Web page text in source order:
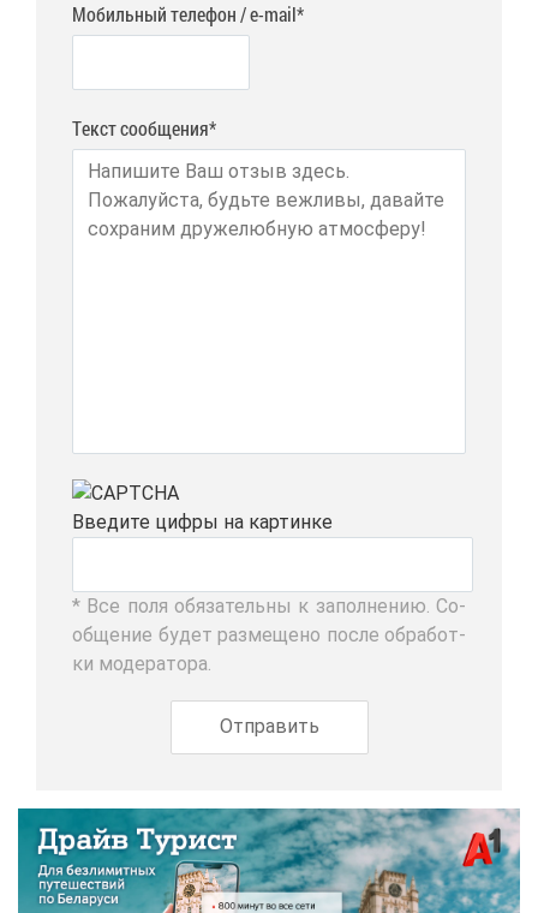
Мобильный телефон / e-mail*
Текст сообщения*
Вве­ди­те циф­ры на кар­тин­ке
* Все по­ля обя­за­тель­ны к за­пол­не­нию. Со­
об­ще­ние бу­дет раз­ме­ще­но по­сле об­ра­бот­
ки мо­де­ра­то­ра.